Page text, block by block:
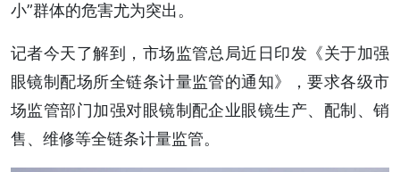
小”群体的危害尤为突出。
记者今天了解到，市场监管总局近日印发《关于加强
眼镜制配场所全链条计量监管的通知》，要求各级市
场监管部门加强对眼镜制配企业眼镜生产、配制、销
售、维修等全链条计量监管。